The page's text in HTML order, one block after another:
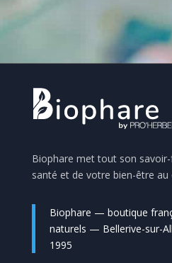
Biophare met tout son
santé et de votre bien-être au
Biophare — boutique
naturels — Bellerive-sur-
1995